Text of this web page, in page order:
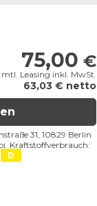
75,00 €
mtl. Leasing inkl. MwSt.
63,03 € netto
31, 10829 Berlin
Kraftstoffverbrauch:
D